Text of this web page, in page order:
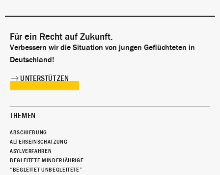
Für ein Recht auf Zukunft.
Verbessern wir die Situation von jungen Geflüchteten in
Deutschland!
UNTERSTÜTZEN
THEMEN
ABSCHIEBUNG
ALTERSEINSCHÄTZUNG
ASYLVERFAHREN
BEGLEITETE MINDERJÄHRIGE
“BEGLEITET UNBEGLEITETE”